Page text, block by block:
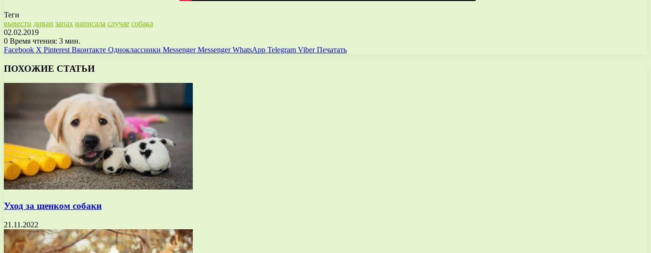
Теги
вывести диван запах написала случае собака
02.02.2019
0 Время чтения: 3 мин.
Facebook X Pinterest Вконтакте Одноклассники Messenger Messenger WhatsApp Telegram Viber Печатать
ПОХОЖИЕ СТАТЬИ
Уход за щенком собаки
21.11.2022